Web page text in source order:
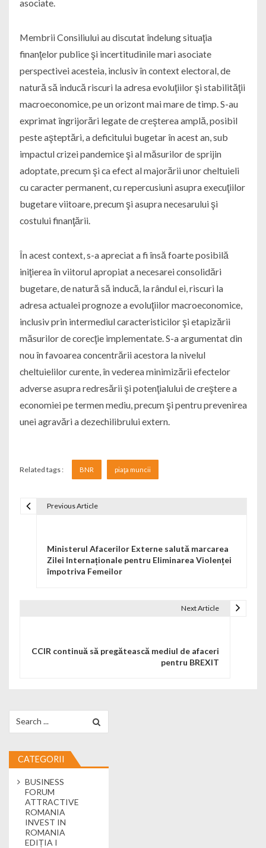
asociate.
Membrii Consiliului au discutat îndelung situaţia
finanţelor publice şi incertitudinile mari asociate
perspectivei acesteia, inclusiv în context electoral, de
natură să inducă riscuri la adresa evoluţiilor şi stabilităţii
macroeconomice, pe un orizont mai mare de timp. S-au
exprimat îngrijorări legate de creşterea amplă, posibil
peste aşteptări, a deficitului bugetar în acest an, sub
impactul crizei pandemice şi al măsurilor de sprijin
adoptate, precum şi ca efect al majorării unor cheltuieli
cu caracter permanent, cu repercusiuni asupra execuţiilor
bugetare viitoare, precum şi asupra necesarului şi
costului finanţării.
În acest context, s-a apreciat a fi însă foarte posibilă
iniţierea în viitorul apropiat a necesarei consolidări
bugetare, de natură să inducă, la rândul ei, riscuri la
adresa actualei prognoze a evoluţiilor macroeconomice,
inclusiv prin intermediul caracteristicilor şi etapizării
măsurilor de corecţie implementate. S-a argumentat din
nou în favoarea concentrării acestora la nivelul
cheltuielilor curente, în vederea minimizării efectelor
adverse asupra redresării şi potenţialului de creştere a
economiei pe termen mediu, precum şi pentru prevenirea
unei agravări a dezechilibrului extern.
Related tags : BNR piaţa muncii
Previous Article
Ministerul Afacerilor Externe salută marcarea
Zilei Internaționale pentru Eliminarea Violenței
împotriva Femeilor
Next Article
CCIR continuă să pregătească mediul de afaceri
pentru BREXIT
CATEGORII
BUSINESS
FORUM
ATTRACTIVE
ROMANIA
INVEST IN
ROMANIA
EDIȚIA I